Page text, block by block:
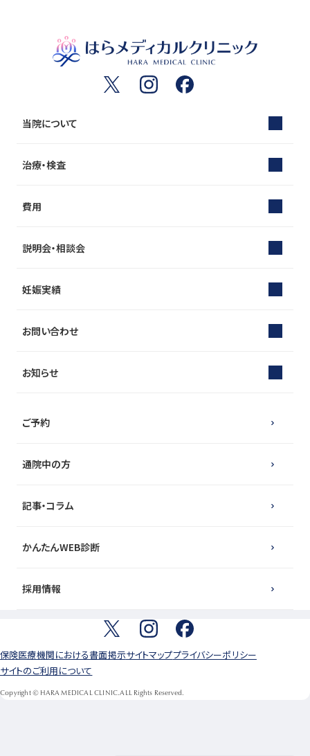
当院について
治療・検査
費用
説明会・相談会
妊娠実績
お問い合わせ
お知らせ
通院中の方
ご予約
記事・コラム
かんたんWEB診断
採用情報
保険医療機関における書面掲示サイトマッププライバシーポリシー
サイトのご利用について
Copyright © HARA MEDICAL CLINIC.ALL Rights Reserved.